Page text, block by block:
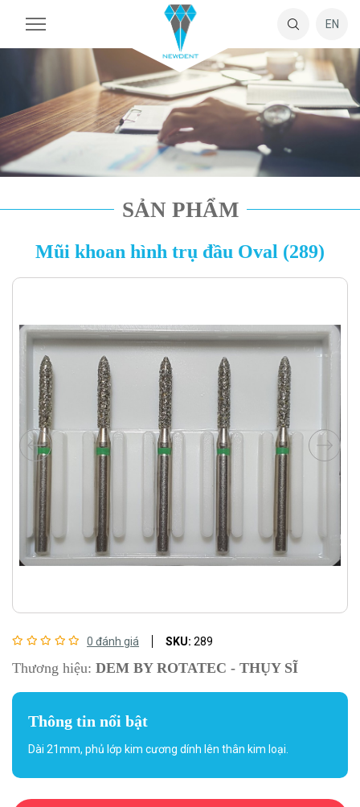
EN
SẢN PHẨM
Mũi khoan hình trụ đầu Oval (289)
0 đánh giá SKU: 289
Thương hiệu: DEM BY ROTATEC - THỤY SĨ
Thông tin nổi bật
Dài 21mm, phủ lớp kim cương dính lên thân kim loại.